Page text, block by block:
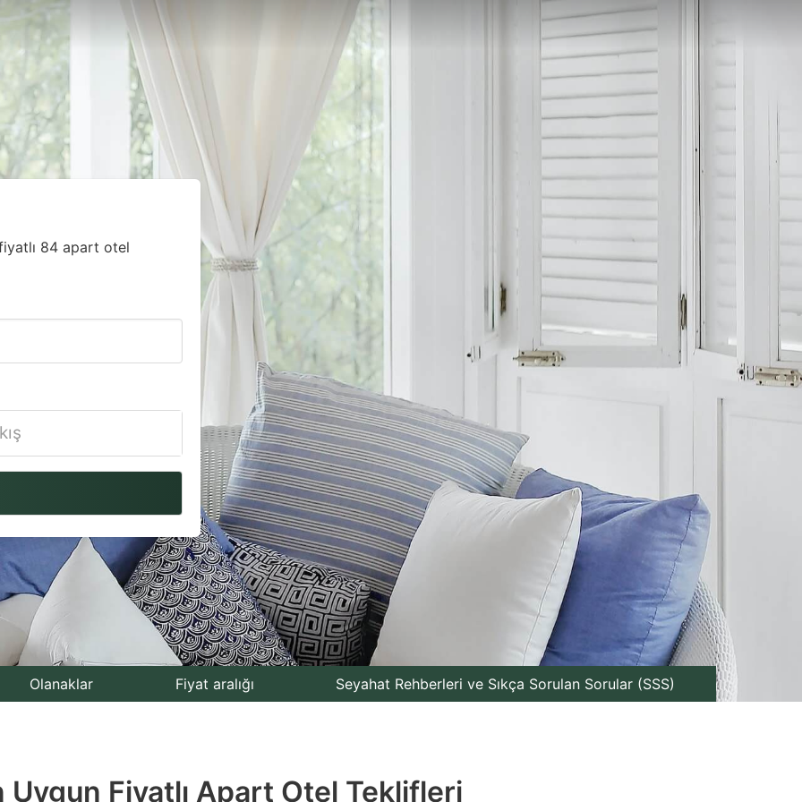
84 apart otel
Olanaklar Fiyat aralığı Seyahat Rehberleri ve Sıkça Sorulan Sorular (SSS)
Uygun Fiyatlı Apart Otel Teklifleri